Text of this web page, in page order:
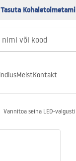
Tasuta
MeistKontakt
Vannitoa seina LED-